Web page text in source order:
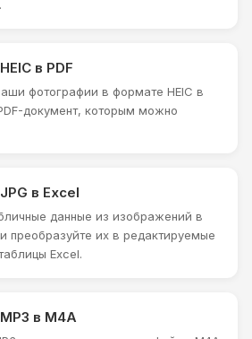
в PDF
фотографии в формате HEIC в
документ, которым можно
в Excel
данные из изображений в
преобразуйте их в редактируемые
Excel.
в M4A